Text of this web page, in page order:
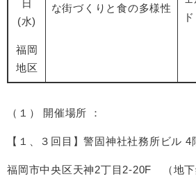
日
(水)
福岡
地区
な街づくりと食の多様性
ド
（１） 開催場所 ：
【１、３回目】警固神社社務所ビル 4
福岡市中央区天神2丁目2-20F （地下